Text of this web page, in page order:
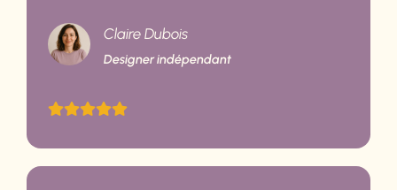
Claire Dubois
Designer indépendant